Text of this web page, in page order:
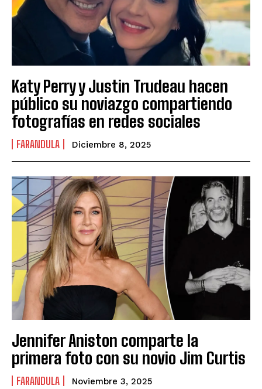
Katy Perry y Justin Trudeau hacen
público su noviazgo compartiendo
fotografías en redes sociales
FARANDULA Diciembre 8, 2025
Jennifer Aniston comparte la
primera foto con su novio Jim Curtis
FARANDULA Noviembre 3, 2025